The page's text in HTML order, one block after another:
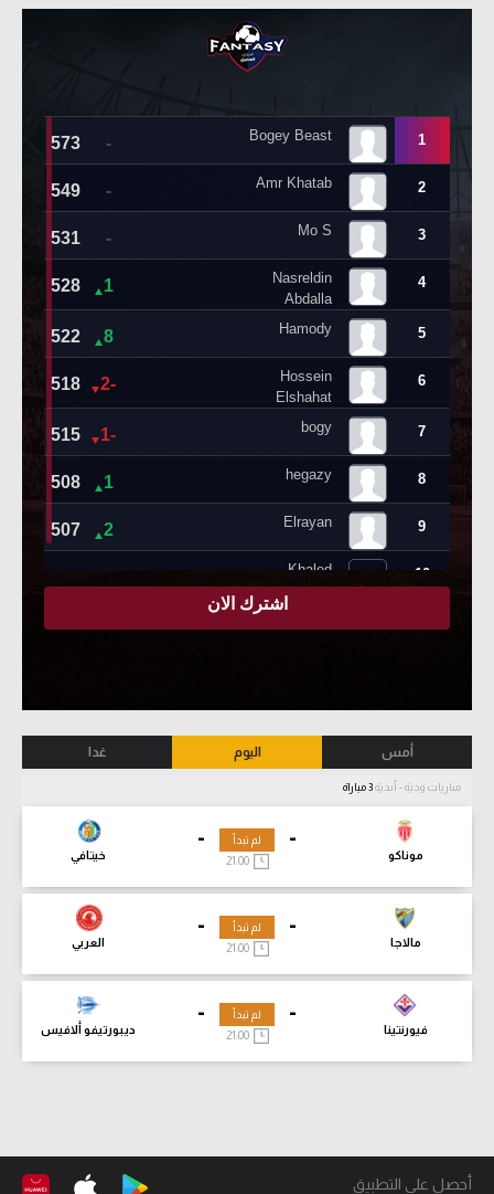
أمس اليوم غدا
مباريات ودية - أندية
-
موناكو
-
خيتافي
لم تبدأ
21:00
-
مالاجا
-
العربي
لم تبدأ
21:00
-
فيورنتينا
-
ديبورتيفو ألافيس
لم تبدأ
21:00
أحصل على التطبيق